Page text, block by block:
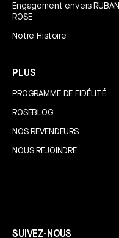
Engagement envers RUBAN
ROSE
Notre Histoire
PLUS
PROGRAMME DE FIDÉLITÉ
ROSEBLOG
NOS REVENDEURS
NOUS REJOINDRE
SUIVEZ-NOUS